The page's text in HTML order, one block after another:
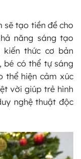
sẽ tạo tiền đề cho
năng sáng tạo
thức cơ bản
bé có thể tự sáng
thể hiện cảm xúc
vời giúp trẻ hình
nghệ thuật độc